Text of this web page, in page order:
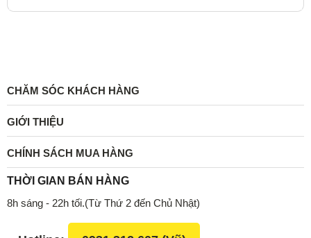
CHĂM SÓC KHÁCH HÀNG
GIỚI THIỆU
CHÍNH SÁCH MUA HÀNG
THỜI GIAN BÁN HÀNG
8h sáng - 22h tối.(Từ Thứ 2 đến Chủ Nhật)